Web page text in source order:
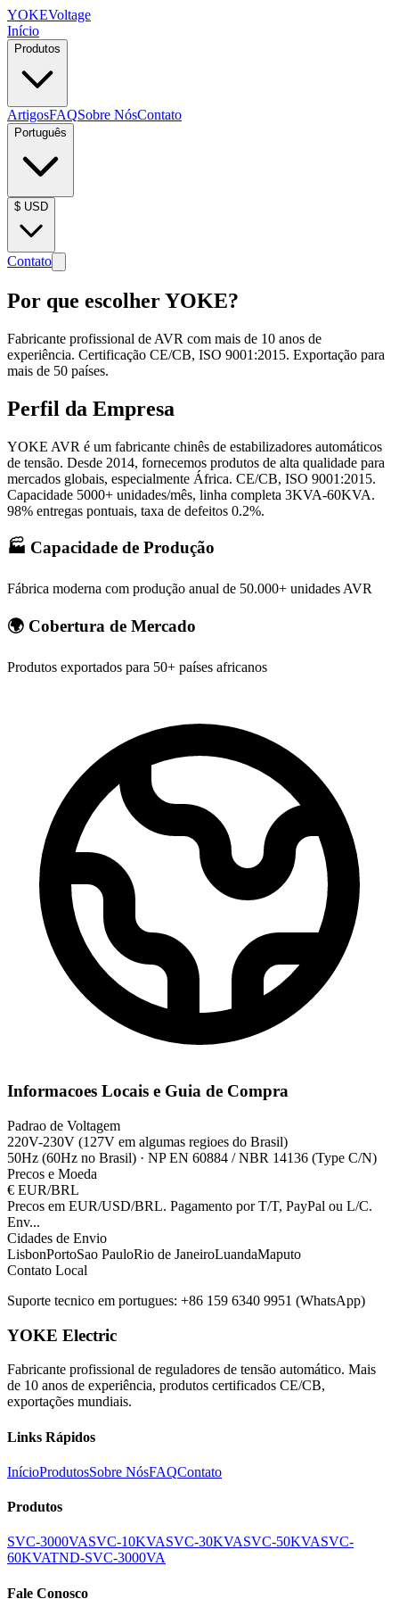
YOKEVoltage
Início
Produtos
ArtigosFAQSobre NósContato
Português
$ USD
Contato
Por que escolher YOKE?
Fabricante profissional de AVR com mais de 10 anos de
experiência. Certificação CE/CB, ISO 9001:2015. Exportação para
mais de 50 países.
Perfil da Empresa
YOKE AVR é um fabricante chinês de estabilizadores automáticos
de tensão. Desde 2014, fornecemos produtos de alta qualidade para
mercados globais, especialmente África. CE/CB, ISO 9001:2015.
Capacidade 5000+ unidades/mês, linha completa 3KVA-60KVA.
98% entregas pontuais, taxa de defeitos 0.2%.
🏭 Capacidade de Produção
Fábrica moderna com produção anual de 50.000+ unidades AVR
🌍 Cobertura de Mercado
Produtos exportados para 50+ países africanos
Informacoes Locais e Guia de Compra
Padrao de Voltagem
220V-230V (127V em algumas regioes do Brasil)
50Hz (60Hz no Brasil) · NP EN 60884 / NBR 14136 (Type C/N)
Precos e Moeda
€ EUR/BRL
Precos em EUR/USD/BRL. Pagamento por T/T, PayPal ou L/C.
Env...
Cidades de Envio
LisbonPortoSao PauloRio de JaneiroLuandaMaputo
Contato Local
Suporte tecnico em portugues: +86 159 6340 9951 (WhatsApp)
YOKE Electric
Fabricante profissional de reguladores de tensão automático. Mais
de 10 anos de experiência, produtos certificados CE/CB,
exportações mundiais.
Links Rápidos
InícioProdutosSobre NósFAQContato
Produtos
SVC-3000VASVC-10KVASVC-30KVASVC-50KVASVC-
60KVATND-SVC-3000VA
Fale Conosco